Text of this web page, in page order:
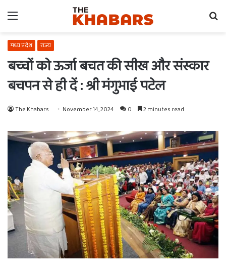
Menu
मध्य प्रदेश राज्य
बच्चों को ऊर्जा बचत की सीख और संस्कार
बचपन से ही दें : श्री मंगुभाई पटेल
The Khabars November 14, 2024 0 2 minutes read